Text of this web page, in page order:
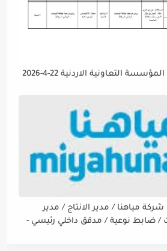
التعاونية الاردنية 22-4-2026
مياهنا / مدير الانتاج / مدير
/ ضابط نوعية / مدقق داخلي رئيسي -